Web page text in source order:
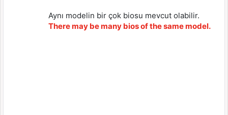
Aynı modelin bir çok biosu mevcut olabilir.
There may be many bios of the same model.